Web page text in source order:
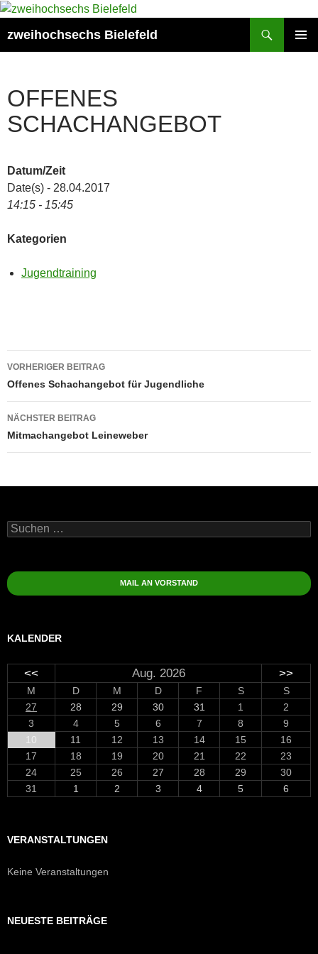
Zum
springen
zweihochsechs Bielefeld
OFFENES
SCHACHANGEBOT
Datum/Zeit
Date(s) - 28.04.2017
14:15 - 15:45
Kategorien
Jugendtraining
Beitragsnavigation
VORHERIGER BEITRAG
Offenes Schachangebot für Jugendliche
NÄCHSTER BEITRAG
Mitmachangebot Leineweber
Suchen
nach:
MAIL AN VORSTAND
KALENDER
<< Aug. 2026 >>
M D M D F S
S
27
28 29 30 31 1
2
3
4 5 6 7 8
9
10
11 12 13 14 15
16
17
18 19 20 21 22
23
24
25 26 27 28 29
30
31
1 2 3 4 5 6
VERANSTALTUNGEN
Keine Veranstaltungen
NEUESTE BEITRÄGE